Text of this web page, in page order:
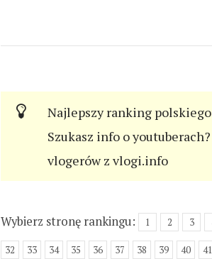
Najlepszy ranking
Szukasz info o
vlogerów z vlogi.info
Wybierz stronę rankingu: 1 2 3
32 33 34 35 36 37 38 39 40 41